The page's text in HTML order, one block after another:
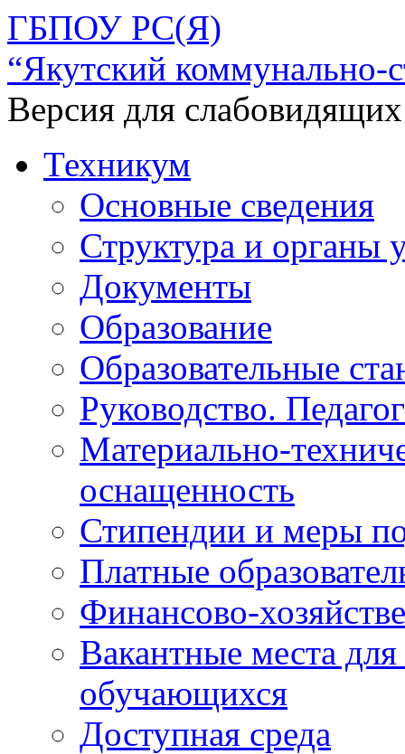
ГБПОУ РС(Я)
“Якутский коммунально-
Версия для слабовидящих
Техникум
Основные сведения
Структура и органы
Документы
Образование
Образовательные
Руководство.
Материально-
оснащенность
Стипендии и меры
Платные
Финансово-
Вакантные места
обучающихся
Доступная среда